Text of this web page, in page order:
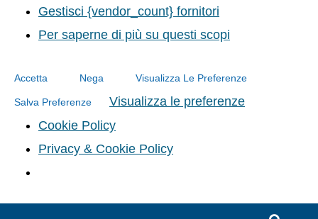
Gestisci {vendor_count} fornitori
Per saperne di più su questi scopi
Accetta Nega Visualizza Le Preferenze
Salva Preferenze
Visualizza le preferenze
Cookie Policy
Privacy & Cookie Policy